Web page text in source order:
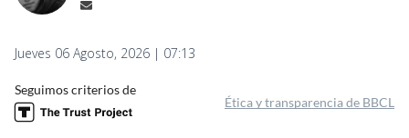
Jueves 06 Agosto, 2026 | 07:13
Seguimos criterios de
Ética y transparencia de BBCL